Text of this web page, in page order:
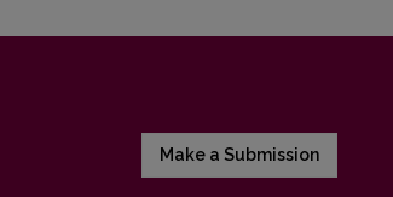
Make a Submission